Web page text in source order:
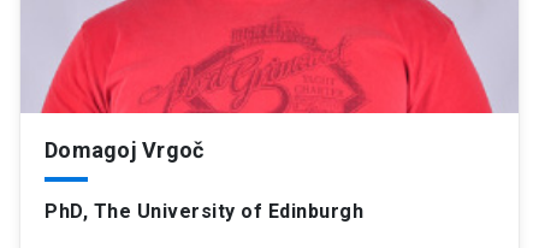
Domagoj Vrgoč
PhD, The University of Edinburgh